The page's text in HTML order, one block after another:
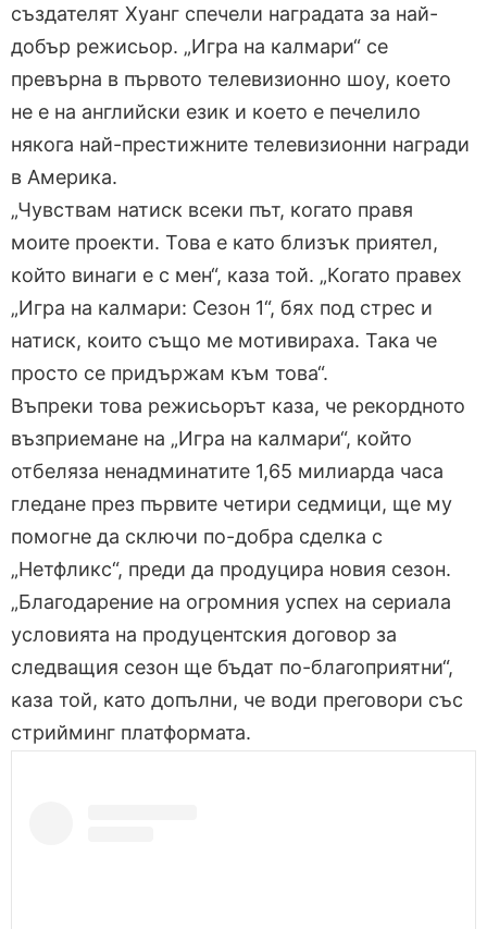
създателят Хуанг спечели наградата за най-
добър режисьор. „Игра на калмари“ се
превърна в първото телевизионно шоу, което
не е на английски език и което е печелило
някога най-престижните телевизионни награди
в Америка.
„Чувствам натиск всеки път, когато правя
моите проекти. Това е като близък приятел,
който винаги е с мен“, каза той. „Когато правех
„Игра на калмари: Сезон 1“, бях под стрес и
натиск, които също ме мотивираха. Така че
просто се придържам към това“.
Въпреки това режисьорът каза, че рекордното
възприемане на „Игра на калмари“, който
отбеляза ненадминатите 1,65 милиарда часа
гледане през първите четири седмици, ще му
помогне да сключи по-добра сделка с
„Нетфликс“, преди да продуцира новия сезон.
„Благодарение на огромния успех на сериала
условията на продуцентския договор за
следващия сезон ще бъдат по-благоприятни“,
каза той, като допълни, че води преговори със
стрийминг платформата.